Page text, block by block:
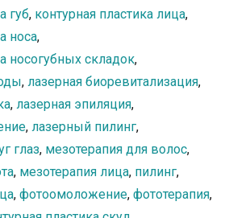
губ, контурная пластика лица,
носа,
носогубных складок,
, лазерная биоревитализация,
, лазерная эпиляция,
, лазерный пилинг,
глаз, мезотерапия для волос,
, мезотерапия лица, пилинг,
, фотоомоложение, фототерапия,